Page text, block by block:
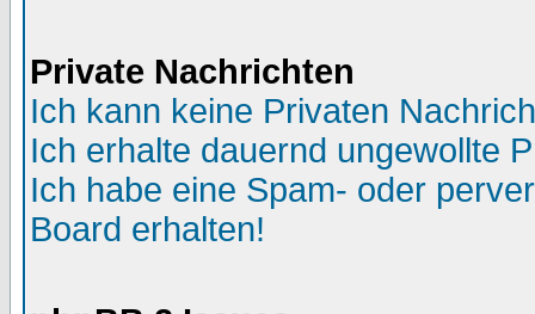
Private Nachrichten
Ich kann keine Privaten
Ich erhalte dauernd ungewollte
Ich habe eine Spam- oder
Board erhalten!